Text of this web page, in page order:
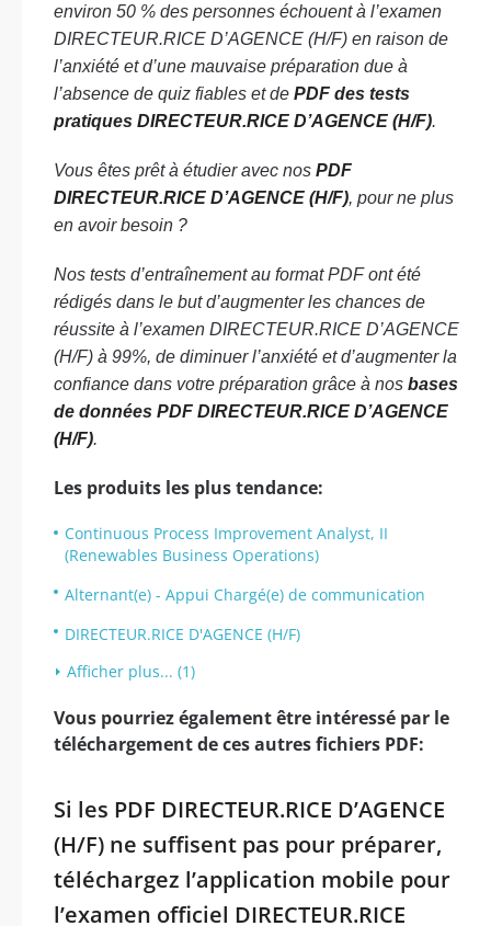
environ 50 % des personnes échouent à l’examen
DIRECTEUR.RICE D’AGENCE (H/F) en raison de
l’anxiété et d’une mauvaise préparation due à
l’absence de quiz fiables et de PDF des tests
pratiques DIRECTEUR.RICE D’AGENCE (H/F).
Vous êtes prêt à étudier avec nos PDF
DIRECTEUR.RICE D’AGENCE (H/F), pour ne plus
en avoir besoin ?
Nos tests d’entraînement au format PDF ont été
rédigés dans le but d’augmenter les chances de
réussite à l’examen DIRECTEUR.RICE D’AGENCE
(H/F) à 99%, de diminuer l’anxiété et d’augmenter la
confiance dans votre préparation grâce à nos bases
de données PDF DIRECTEUR.RICE D’AGENCE
(H/F).
Les produits les plus tendance:
Continuous Process Improvement Analyst, II
(Renewables Business Operations)
Alternant(e) - Appui Chargé(e) de communication
DIRECTEUR.RICE D'AGENCE (H/F)
Afficher plus... (1)
Vous pourriez également être intéressé par le
téléchargement de ces autres fichiers PDF:
Si les PDF DIRECTEUR.RICE D’AGENCE
(H/F) ne suffisent pas pour préparer,
téléchargez l’application mobile pour
l’examen officiel DIRECTEUR.RICE